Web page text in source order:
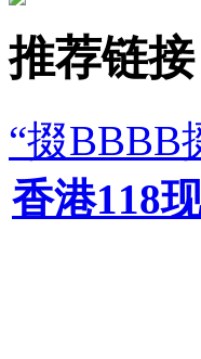
推荐链接
“掇BBBB
香港118